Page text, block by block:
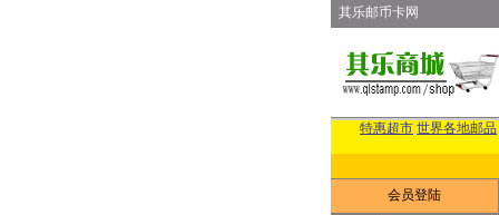
其乐邮币卡网
特惠超市 世界各地邮品
会员登陆